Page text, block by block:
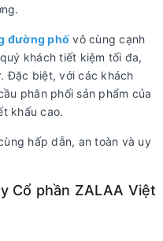
đường phố vô cùng cạnh
khách tiết kiệm tối đa,
Đặc biệt, với các khách
phân phối sản phẩm của
khấu cao.
hấp dẫn, an toàn và uy
Cổ phần ZALAA Việt